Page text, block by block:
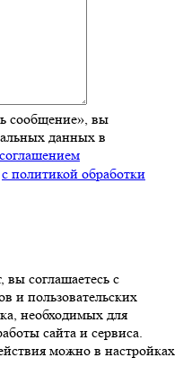
сообщение», вы
данных в
с политикой обработки
вы соглашаетесь с
и пользовательских
необходимых для
сайта и сервиса.
можно в настройках